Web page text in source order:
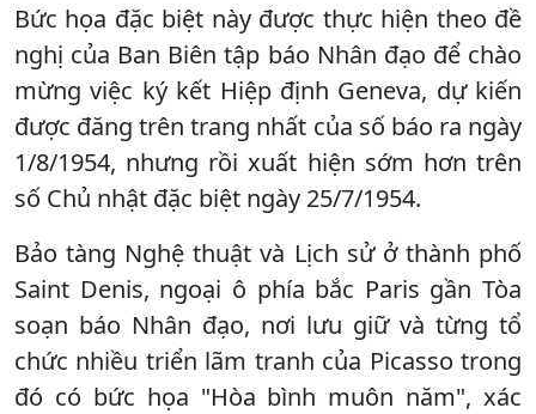
Bức họa đặc biệt này được thực hiện theo đề
nghị của Ban Biên tập báo Nhân đạo để chào
mừng việc ký kết Hiệp định Geneva, dự kiến
được đăng trên trang nhất của số báo ra ngày
1/8/1954, nhưng rồi xuất hiện sớm hơn trên
số Chủ nhật đặc biệt ngày 25/7/1954.
Bảo tàng Nghệ thuật và Lịch sử ở thành phố
Saint Denis, ngoại ô phía bắc Paris gần Tòa
soạn báo Nhân đạo, nơi lưu giữ và từng tổ
chức nhiều triển lãm tranh của Picasso trong
đó có bức họa "Hòa bình muôn năm", xác